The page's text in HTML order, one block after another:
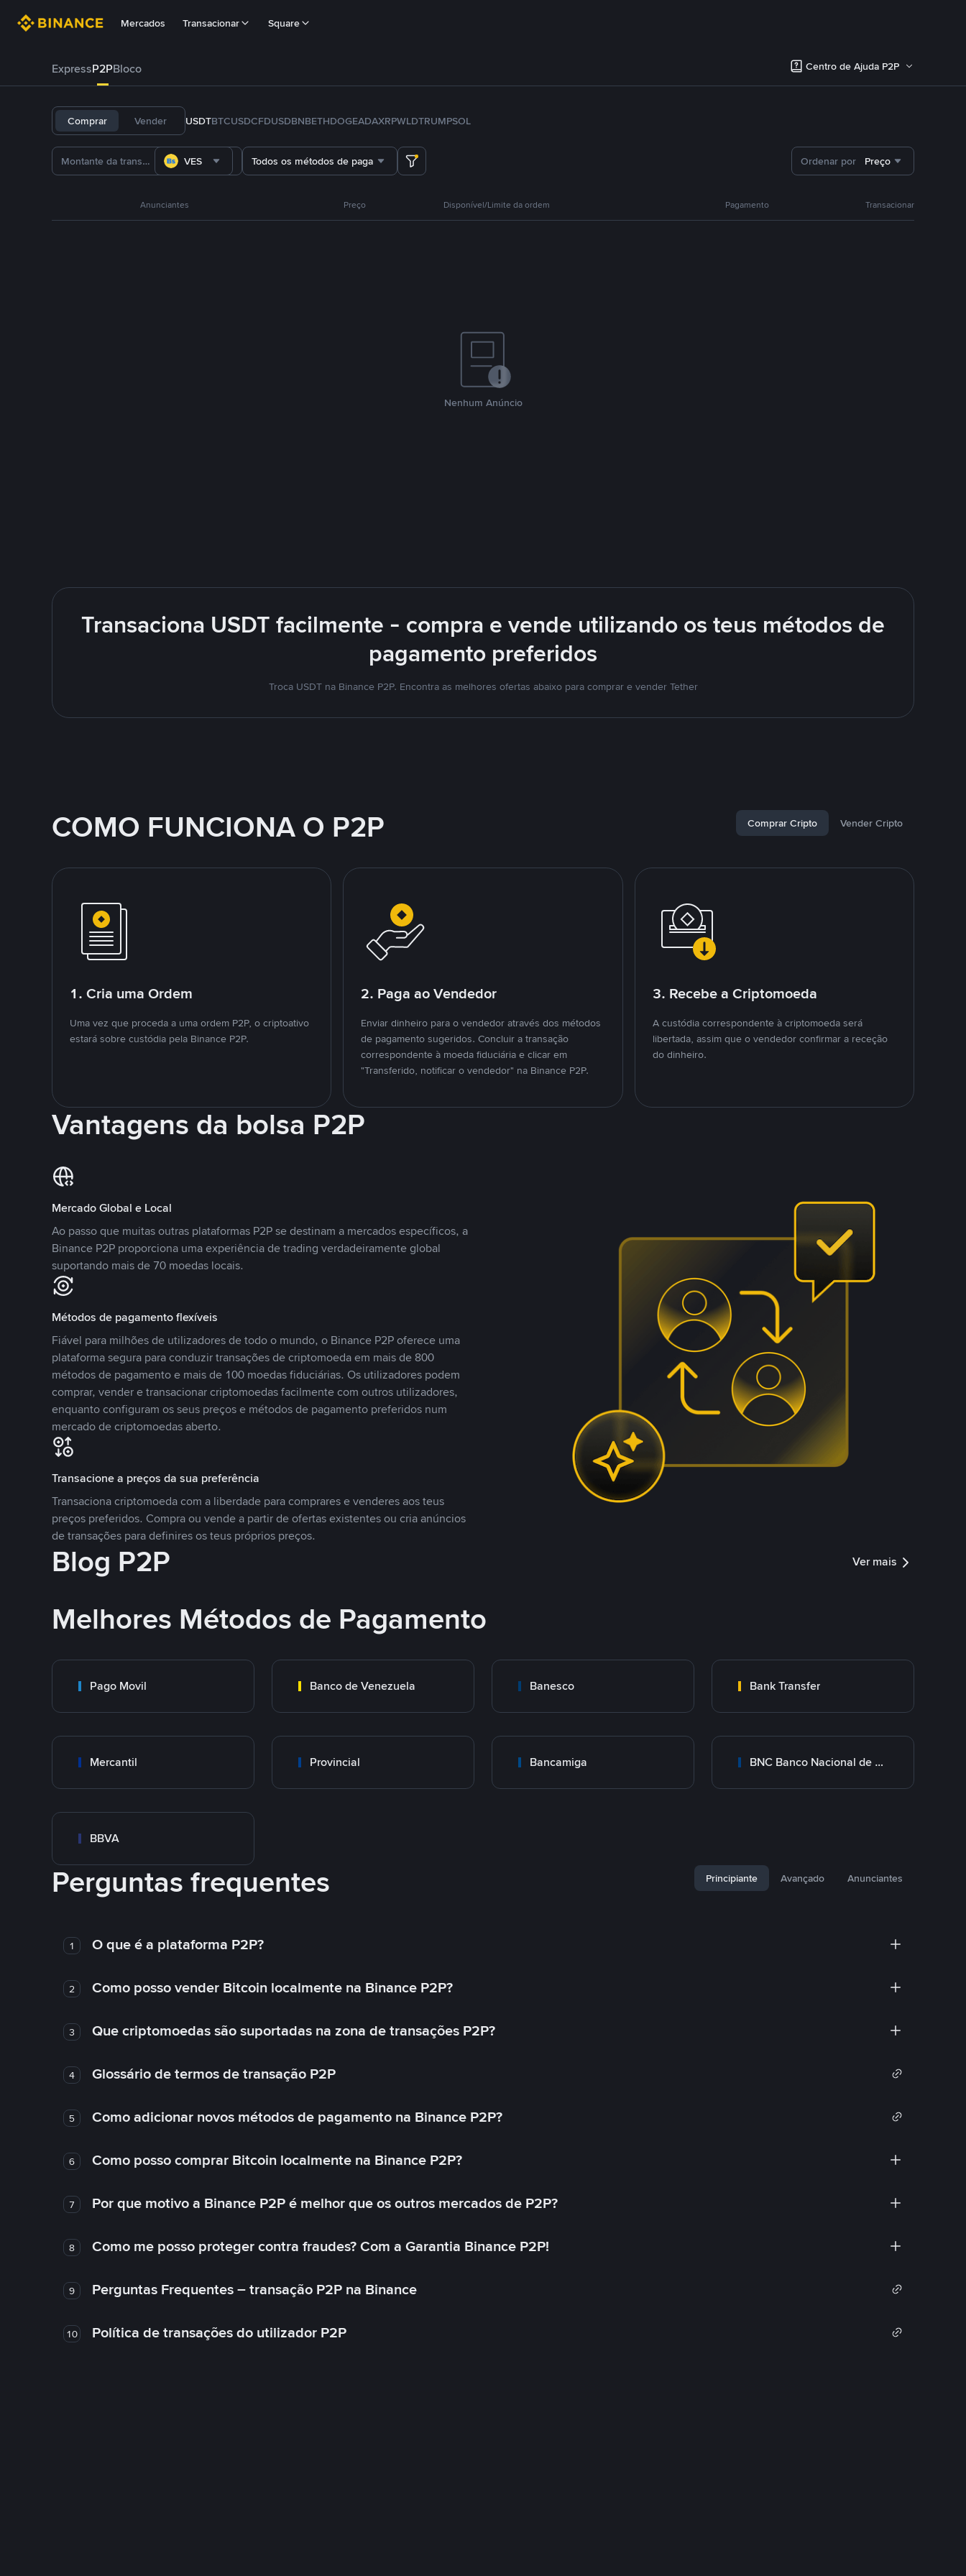
Mercados Transacionar Square
ExpressP2PBloco Centro de Ajuda P2P
Comprar Vender USDTBTCUSDCFDUSDBNBETHDOGEADAXRPWLDTRUMPSOL
VES Todos os métodos de pagamento Ordenar por Preço
Anunciantes Preço Disponível/Limite da ordem Pagamento Transacionar
Nenhum Anúncio
Transaciona USDT facilmente - compra e vende utilizando os teus métodos de
pagamento preferidos
Troca USDT na Binance P2P. Encontra as melhores ofertas abaixo para comprar e vender Tether
COMO FUNCIONA O P2P Comprar Cripto Vender Cripto
1. Cria uma Ordem
Uma vez que proceda a uma ordem P2P, o criptoativo
estará sobre custódia pela Binance P2P.
2. Paga ao Vendedor
Enviar dinheiro para o vendedor através dos métodos
de pagamento sugeridos. Concluir a transação
correspondente à moeda fiduciária e clicar em
"Transferido, notificar o vendedor" na Binance P2P.
3. Recebe a Criptomoeda
A custódia correspondente à criptomoeda será
libertada, assim que o vendedor confirmar a receção
do dinheiro.
Vantagens da bolsa P2P
Mercado Global e Local
Ao passo que muitas outras plataformas P2P se destinam a mercados específicos, a
Binance P2P proporciona uma experiência de trading verdadeiramente global
suportando mais de 70 moedas locais.
Métodos de pagamento flexíveis
Fiável para milhões de utilizadores de todo o mundo, o Binance P2P oferece uma
plataforma segura para conduzir transações de criptomoeda em mais de 800
métodos de pagamento e mais de 100 moedas fiduciárias. Os utilizadores podem
comprar, vender e transacionar criptomoedas facilmente com outros utilizadores,
enquanto configuram os seus preços e métodos de pagamento preferidos num
mercado de criptomoedas aberto.
Transacione a preços da sua preferência
Transaciona criptomoeda com a liberdade para comprares e venderes aos teus
preços preferidos. Compra ou vende a partir de ofertas existentes ou cria anúncios
de transações para definires os teus próprios preços.
Blog P2P Ver mais
Melhores Métodos de Pagamento
Pago Movil Banco de Venezuela Banesco Bank Transfer
Mercantil Provincial Bancamiga BNC Banco Nacional de Crédito
BBVA
Perguntas frequentes Principiante Avançado Anunciantes
1 O que é a plataforma P2P?
2 Como posso vender Bitcoin localmente na Binance P2P?
3 Que criptomoedas são suportadas na zona de transações P2P?
4 Glossário de termos de transação P2P
5 Como adicionar novos métodos de pagamento na Binance P2P?
6 Como posso comprar Bitcoin localmente na Binance P2P?
7 Por que motivo a Binance P2P é melhor que os outros mercados de P2P?
8 Como me posso proteger contra fraudes? Com a Garantia Binance P2P!
9 Perguntas Frequentes – transação P2P na Binance
10 Política de transações do utilizador P2P